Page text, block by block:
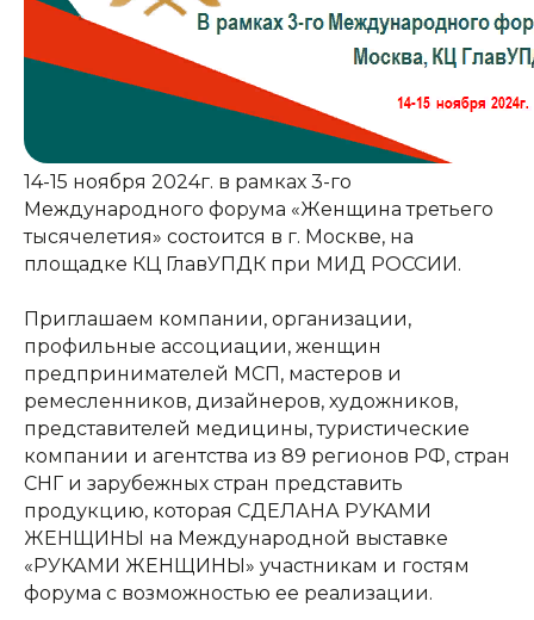
14-15 ноября 2024г. в рамках 3-го
Международного форума «Женщина третьего
тысячелетия» состоится в г. Москве, на
площадке КЦ ГлавУПДК при МИД РОССИИ.
Приглашаем компании, организации,
профильные ассоциации, женщин
предпринимателей МСП, мастеров и
ремесленников, дизайнеров, художников,
представителей медицины, туристические
компании и агентства из 89 регионов РФ, стран
СНГ и зарубежных стран представить
продукцию, которая СДЕЛАНА РУКАМИ
ЖЕНЩИНЫ на Международной выставке
«РУКАМИ ЖЕНЩИНЫ» участникам и гостям
форума с возможностью ее реализации.